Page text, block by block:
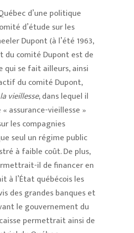
d’une politique
d’étude sur les
Dupont (à l’été 1963,
du comité Dupont est de
qui se fait ailleurs, ainsi
du comité Dupont,
vieillesse, dans lequel il
assurance-vieillesse »
les compagnies
seul un régime public
à faible coût. De plus,
il de financer en
à l’État québécois les
des grandes banques et
le gouvernement du
permettrait ainsi de